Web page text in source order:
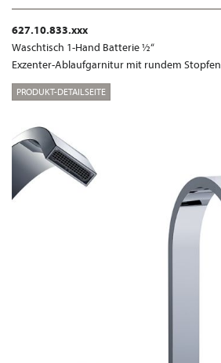
627.10.833.xxx
Waschtisch 1-Hand Batterie ½“
Exzenter-Ablaufgarnitur mit rundem Stopfen
PRODUKT-DETAILSEITE